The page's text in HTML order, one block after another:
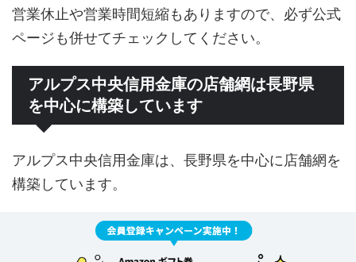
営業休止や営業時間短縮もありますので、必ず公式
ページも併せてチェックしてください。
アルプス中央信用金庫の店舗網は長野県
を中心に構築しています
アルプス中央信用金庫は、長野県を中心に店舗網を
構築しています。